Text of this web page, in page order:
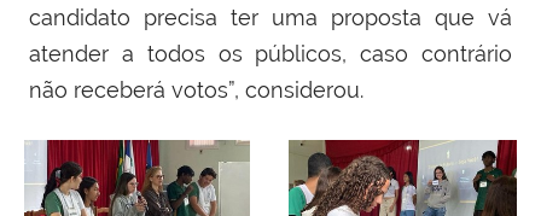
candidato precisa ter uma proposta que vá
atender a todos os públicos, caso contrário
não receberá votos”, considerou.